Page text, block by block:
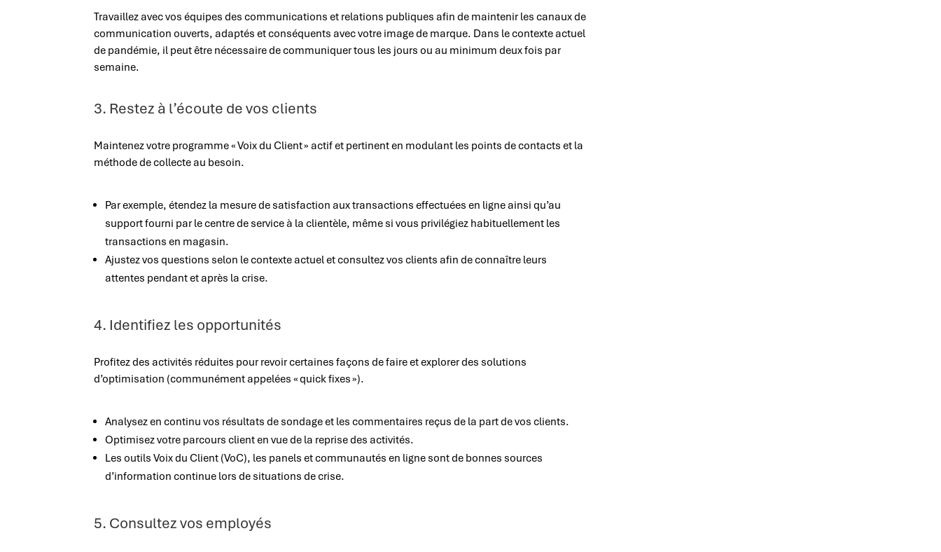
Travaillez avec vos équipes des communications et relations publiques afin de maintenir les canaux de
communication ouverts, adaptés et conséquents avec votre image de marque. Dans le contexte actuel
de pandémie, il peut être nécessaire de communiquer tous les jours ou au minimum deux fois par
semaine.
3. Restez à l’écoute de vos clients
Maintenez votre programme « Voix du Client » actif et pertinent en modulant les points de contacts et la
méthode de collecte au besoin.
Par exemple, étendez la mesure de satisfaction aux transactions effectuées en ligne ainsi qu’au
support fourni par le centre de service à la clientèle, même si vous privilégiez habituellement les
transactions en magasin.
Ajustez vos questions selon le contexte actuel et consultez vos clients afin de connaître leurs
attentes pendant et après la crise.
4. Identifiez les opportunités
Profitez des activités réduites pour revoir certaines façons de faire et explorer des solutions
d’optimisation (communément appelées « quick fixes »).
Analysez en continu vos résultats de sondage et les commentaires reçus de la part de vos clients.
Optimisez votre parcours client en vue de la reprise des activités.
Les outils Voix du Client (VoC), les panels et communautés en ligne sont de bonnes sources
d’information continue lors de situations de crise.
5. Consultez vos employés